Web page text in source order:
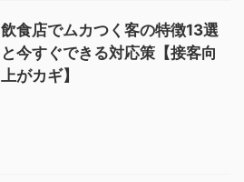
飲食店でムカつく客の特徴13選
と今すぐできる対応策【接客向
上がカギ】